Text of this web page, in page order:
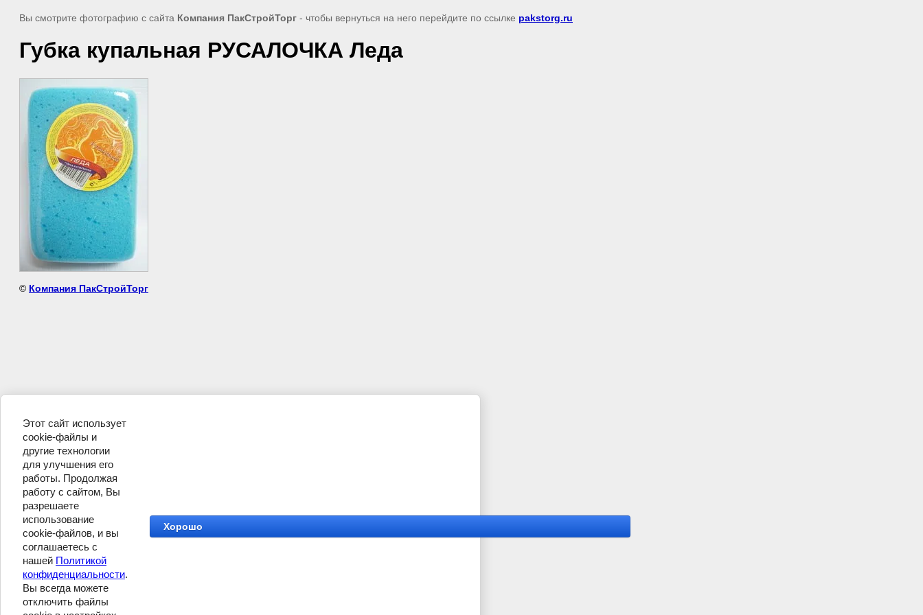
Вы смотрите фотографию с сайта Компания ПакСтройТорг - чтобы вернуться на него перейдите по ссылке pakstorg.ru
Губка купальная РУСАЛОЧКА Леда
© Компания ПакСтройТорг
Этот сайт использует
cookie-файлы и
другие технологии
для улучшения его
работы. Продолжая
работу с сайтом, Вы
разрешаете
использование
cookie-файлов, и вы
соглашаетесь с
нашей Политикой
конфиденциальности.
Вы всегда можете
отключить файлы
Хорошо